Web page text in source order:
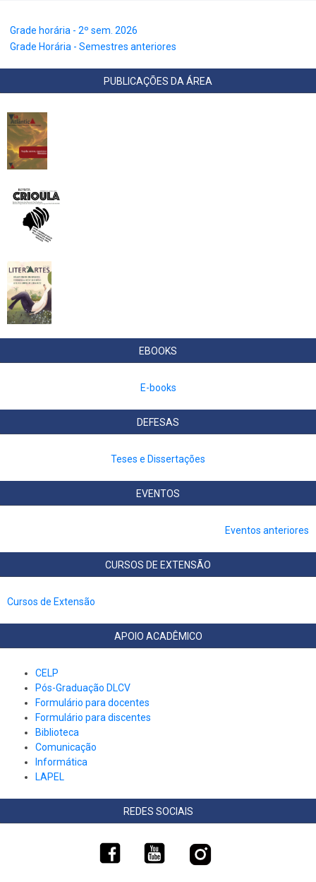
Grade horária - 2º sem. 2026
Grade Horária - Semestres anteriores
PUBLICAÇÕES DA ÁREA
EBOOKS
E-books
DEFESAS
Teses e Dissertações
EVENTOS
Eventos anteriores
CURSOS DE EXTENSÃO
Cursos de Extensão
APOIO ACADÊMICO
CELP
Pós-Graduação DLCV
Formulário para docentes
Formulário para discentes
Biblioteca
Comunicação
Informática
LAPEL
REDES SOCIAIS